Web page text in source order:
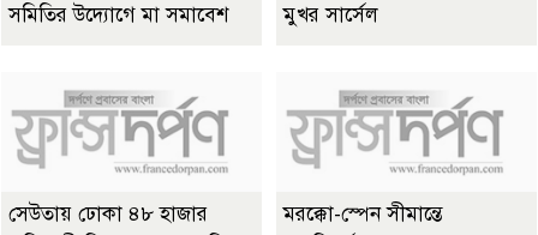
সমিতির উদ্যোগে মা সমাবেশ
মুখর সার্সেল
সেউতায় ঢোকা ৪৮ হাজার
মরক্কো-স্পেন সীমান্তে